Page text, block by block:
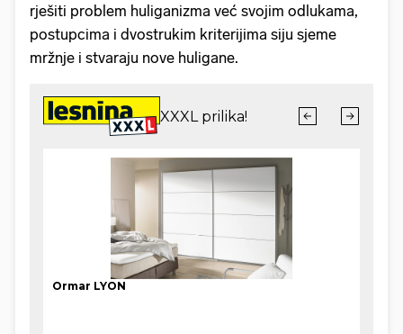
rješiti problem huliganizma već svojim odlukama,
postupcima i dvostrukim kriterijima siju sjeme
mržnje i stvaraju nove huligane.